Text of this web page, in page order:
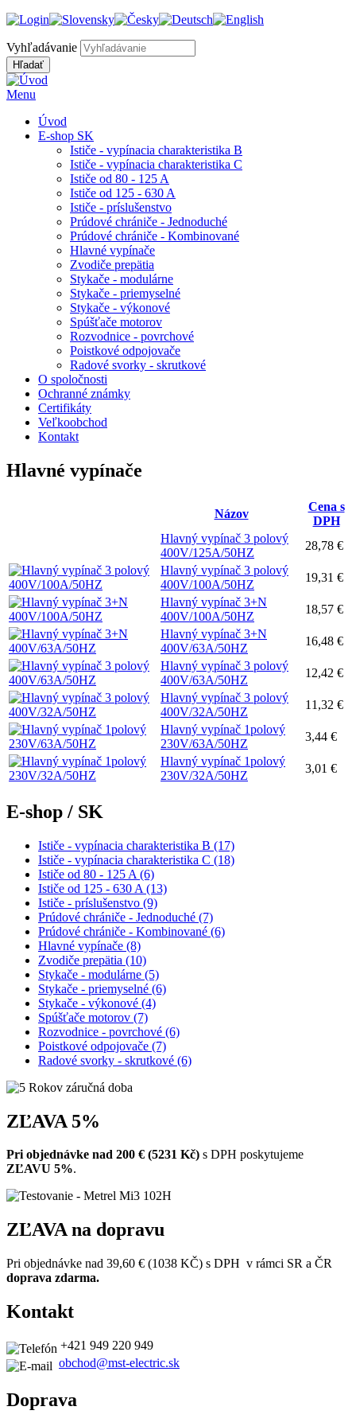
Vyhľadávanie
Menu
Úvod
E-shop SK
Ističe - vypínacia charakteristika B
Ističe - vypínacia charakteristika C
Ističe od 80 - 125 A
Ističe od 125 - 630 A
Ističe - príslušenstvo
Prúdové chrániče - Jednoduché
Prúdové chrániče - Kombinované
Hlavné vypínače
Zvodiče prepätia
Stykače - modulárne
Stykače - priemyselné
Stykače - výkonové
Spúšťače motorov
Rozvodnice - povrchové
Poistkové odpojovače
Radové svorky - skrutkové
O spoločnosti
Ochranné známky
Certifikáty
Veľkoobchod
Kontakt
Hlavné vypínače
Názov
Cena s
DPH
Hlavný vypínač 3 polový
400V/125A/50HZ
28,78 €
Hlavný vypínač 3 polový
400V/100A/50HZ
19,31 €
Hlavný vypínač 3+N
400V/100A/50HZ
18,57 €
Hlavný vypínač 3+N
400V/63A/50HZ
16,48 €
Hlavný vypínač 3 polový
400V/63A/50HZ
12,42 €
Hlavný vypínač 3 polový
400V/32A/50HZ
11,32 €
Hlavný vypínač 1polový
230V/63A/50HZ
3,44 €
Hlavný vypínač 1polový
230V/32A/50HZ
3,01 €
E-shop / SK
Ističe - vypínacia charakteristika B (17)
Ističe - vypínacia charakteristika C (18)
Ističe od 80 - 125 A (6)
Ističe od 125 - 630 A (13)
Ističe - príslušenstvo (9)
Prúdové chrániče - Jednoduché (7)
Prúdové chrániče - Kombinované (6)
Hlavné vypínače (8)
Zvodiče prepätia (10)
Stykače - modulárne (5)
Stykače - priemyselné (6)
Stykače - výkonové (4)
Spúšťače motorov (7)
Rozvodnice - povrchové (6)
Poistkové odpojovače (7)
Radové svorky - skrutkové (6)
ZĽAVA 5%
Pri objednávke nad 200 € (5231 Kč) s DPH poskytujeme
ZĽAVU 5%.
ZĽAVA na dopravu
Pri objednávke nad 39,60 € (1038 KČ) s DPH v rámci SR a ČR
doprava zdarma.
Kontakt
+421 949 220 949
obchod@mst-electric.sk
Doprava